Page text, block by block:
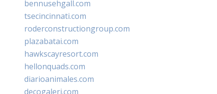
bennusehgall.com
tsecincinnati.com
roderconstructiongroup.com
plazabatai.com
hawkscayresort.com
hellonquads.com
diarioanimales.com
decogaleri.com